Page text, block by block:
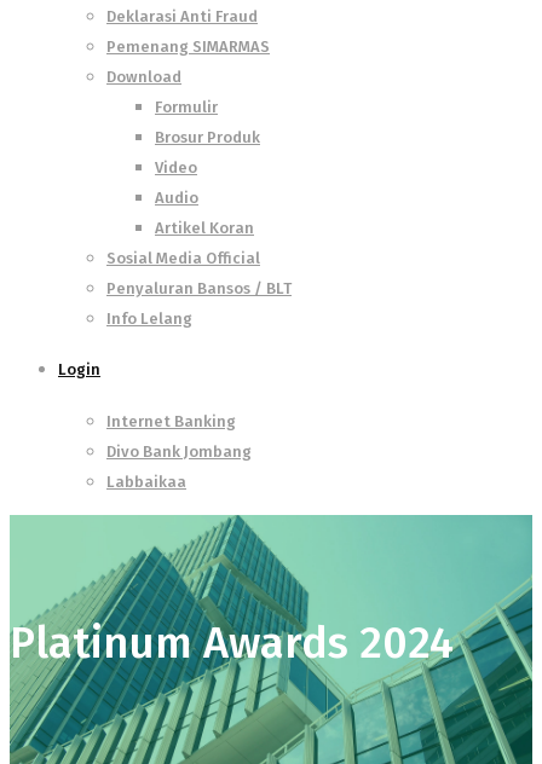
Deklarasi Anti Fraud
Pemenang SIMARMAS
Download
Formulir
Brosur Produk
Video
Audio
Artikel Koran
Sosial Media Official
Penyaluran Bansos / BLT
Info Lelang
Login
Internet Banking
Divo Bank Jombang
Labbaikaa
Platinum Awards 2024